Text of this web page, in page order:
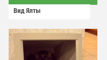
Вид Ялты